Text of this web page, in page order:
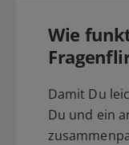
Wie
Damit Du
Du und ein